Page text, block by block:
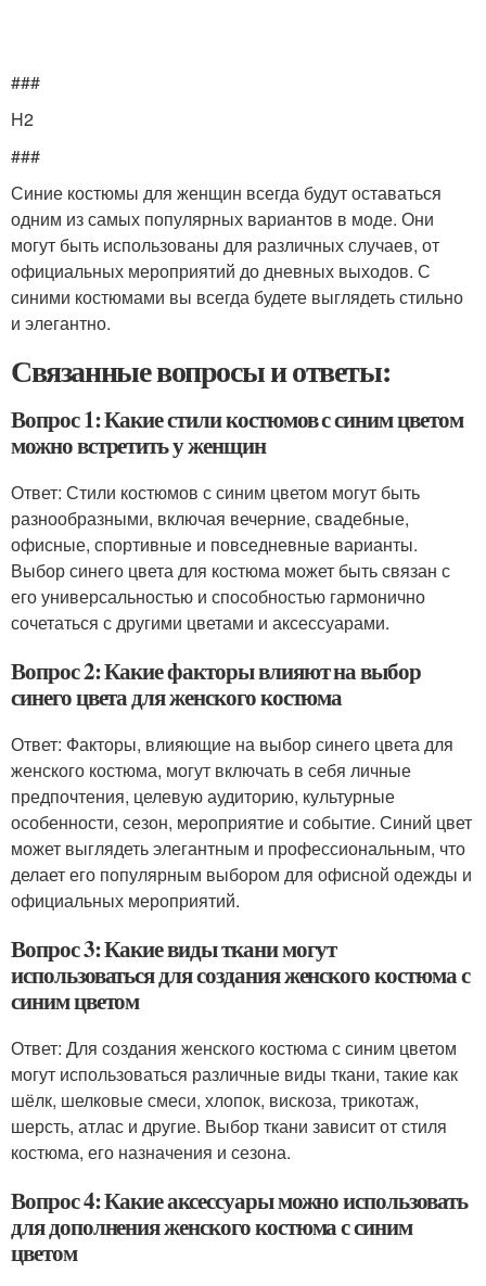
###
H2
###
Синие костюмы для женщин всегда будут оставаться
одним из самых популярных вариантов в моде. Они
могут быть использованы для различных случаев, от
официальных мероприятий до дневных выходов. С
синими костюмами вы всегда будете выглядеть стильно
и элегантно.
Связанные вопросы и ответы:
Вопрос 1: Какие стили костюмов с синим цветом
можно встретить у женщин
Ответ: Стили костюмов с синим цветом могут быть
разнообразными, включая вечерние, свадебные,
офисные, спортивные и повседневные варианты.
Выбор синего цвета для костюма может быть связан с
его универсальностью и способностью гармонично
сочетаться с другими цветами и аксессуарами.
Вопрос 2: Какие факторы влияют на выбор
синего цвета для женского костюма
Ответ: Факторы, влияющие на выбор синего цвета для
женского костюма, могут включать в себя личные
предпочтения, целевую аудиторию, культурные
особенности, сезон, мероприятие и событие. Синий цвет
может выглядеть элегантным и профессиональным, что
делает его популярным выбором для офисной одежды и
официальных мероприятий.
Вопрос 3: Какие виды ткани могут
использоваться для создания женского костюма с
синим цветом
Ответ: Для создания женского костюма с синим цветом
могут использоваться различные виды ткани, такие как
шёлк, шелковые смеси, хлопок, вискоза, трикотаж,
шерсть, атлас и другие. Выбор ткани зависит от стиля
костюма, его назначения и сезона.
Вопрос 4: Какие аксессуары можно использовать
для дополнения женского костюма с синим
цветом